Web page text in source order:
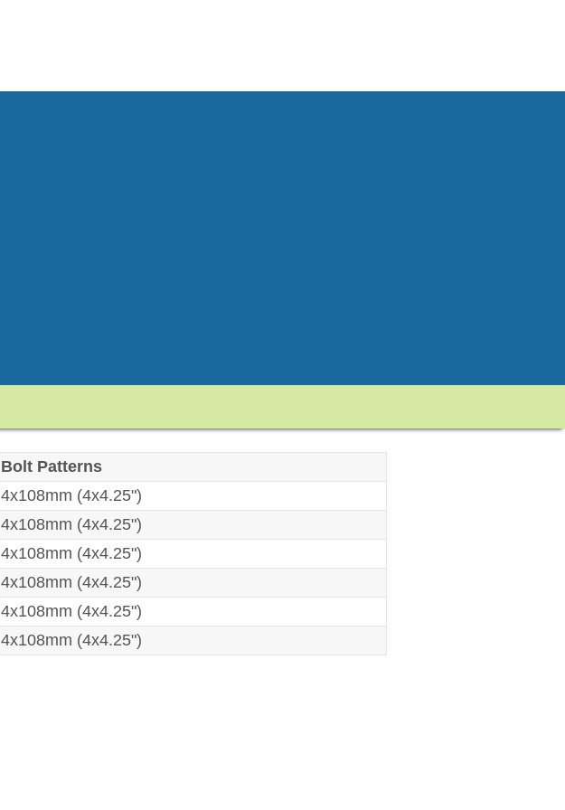
Bolt Patterns
4x108mm (4x4.25")
4x108mm (4x4.25")
4x108mm (4x4.25")
4x108mm (4x4.25")
4x108mm (4x4.25")
4x108mm (4x4.25")